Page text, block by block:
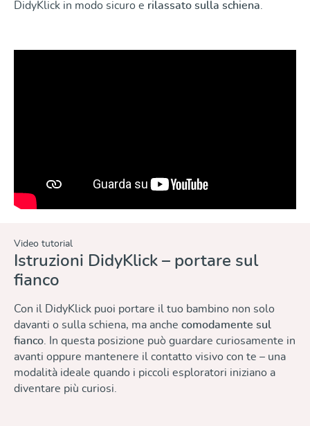
DidyKlick in modo sicuro e rilassato sulla schiena.
Video tutorial
Istruzioni DidyKlick – portare sul
fianco
Con il DidyKlick puoi portare il tuo bambino non solo
davanti o sulla schiena, ma anche comodamente sul
fianco . In questa posizione può guardare curiosamente in
avanti oppure mantenere il contatto visivo con te – una
modalità ideale quando i piccoli esploratori iniziano a
diventare più curiosi.